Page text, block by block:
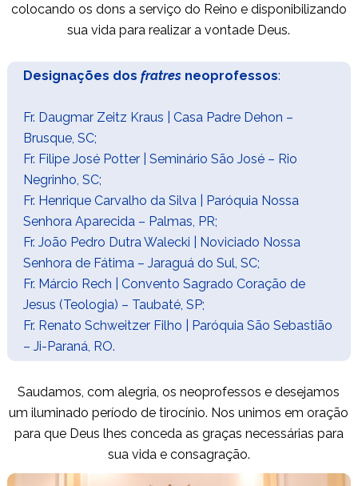
colocando os dons a serviço do Reino e disponibilizando
sua vida para realizar a vontade Deus.
Designações dos fratresneoprofessos:
Fr. Daugmar Zeitz Kraus | Casa Padre Dehon –
Brusque, SC;
Fr. Filipe José Potter| Seminário São José – Rio
Negrinho, SC;
Fr. Henrique Carvalho da Silva| Paróquia Nossa
Senhora Aparecida – Palmas, PR;
Fr. João Pedro Dutra Walecki | Noviciado Nossa
Senhora de Fátima – Jaraguá do Sul, SC;
Fr. Márcio Rech | Convento Sagrado Coração de
Jesus (Teologia) – Taubaté, SP;
Fr. Renato Schweitzer Filho | Paróquia São Sebastião
– Ji-Paraná, RO.
Saudamos, com alegria, os neoprofessos e desejamos
um iluminado período de tirocínio. Nos unimos em oração
para que Deus lhes conceda as graças necessárias para
sua vida e consagração.